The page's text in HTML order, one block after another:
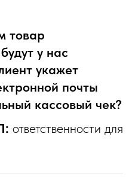
товар
у нас
укажет
почты
кассовый чек?
ответственности для